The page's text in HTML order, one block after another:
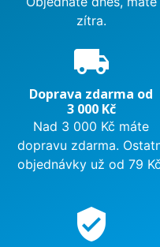
zítra.
local_shipping
Doprava zdarma od
3 000 Kč
Nad 3 000 Kč máte
dopravu zdarma.
objednávky už od 79
verified_user